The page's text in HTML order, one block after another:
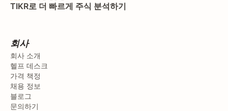
TIKR로 더 빠르게 주식 분석하기
회사
회사 소개
헬프 데스크
가격 책정
채용 정보
블로그
문의하기